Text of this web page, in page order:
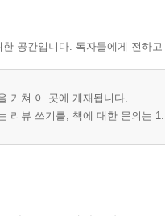
력을 배워 보자
로그 출력(LED와 압전 스피
)
스피커 사용하기
공간입니다. 독자들에게 전하
거쳐 이 곳에 게재됩니다.
리뷰 쓰기를, 책에 대한 문의는